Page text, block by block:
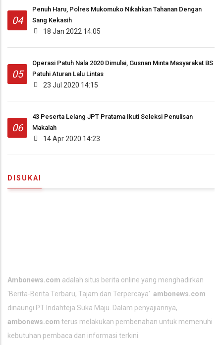
04
Penuh Haru, Polres Mukomuko Nikahkan Tahanan Dengan
Sang Kekasih
18 Jan 2022 14:05
05
Operasi Patuh Nala 2020 Dimulai, Gusnan Minta Masyarakat BS
Patuhi Aturan Lalu Lintas
23 Jul 2020 14:15
06
43 Peserta Lelang JPT Pratama Ikuti Seleksi Penulisan
Makalah
14 Apr 2020 14:23
DISUKAI
Ambonews.com adalah situs berita online yang menghadirkan
'Berita-Berita Terbaru, Tajam dan Terpercaya'. ambonews.com
dinaungi PT Indahteja Suka Maju. Dalam penyajiannya,
ambonews.com terus melakukan pembenahan untuk memenuhi
kebutuhan pembaca dan informasi terkini.